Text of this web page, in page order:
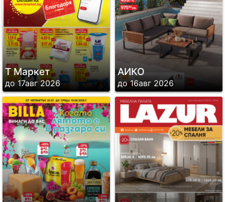
Т Маркет
до 17авг 2026
АИКО
до 16авг 2026